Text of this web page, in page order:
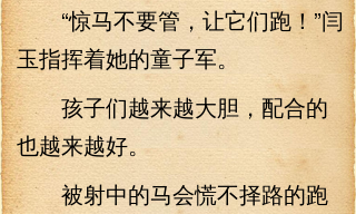
“惊马不要管，让它们跑！”闫
玉指挥着她的童子军。
孩子们越来越大胆，配合的
也越来越好。
被射中的马会慌不择路的跑